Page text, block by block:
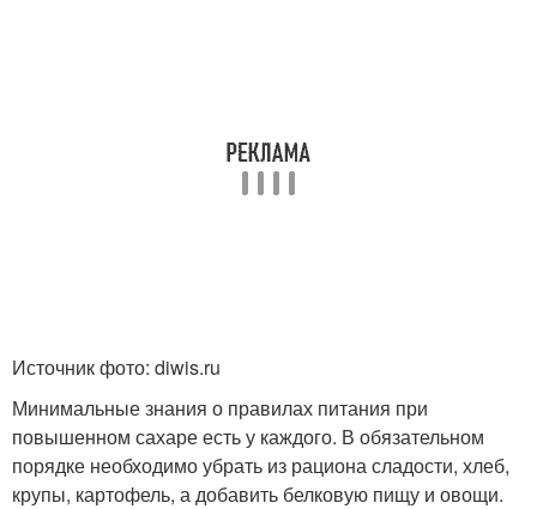
Источник фото: diwis.ru
Минимальные знания о правилах питания при
повышенном сахаре есть у каждого. В обязательном
порядке необходимо убрать из рациона сладости, хлеб,
крупы, картофель, а добавить белковую пищу и овощи.